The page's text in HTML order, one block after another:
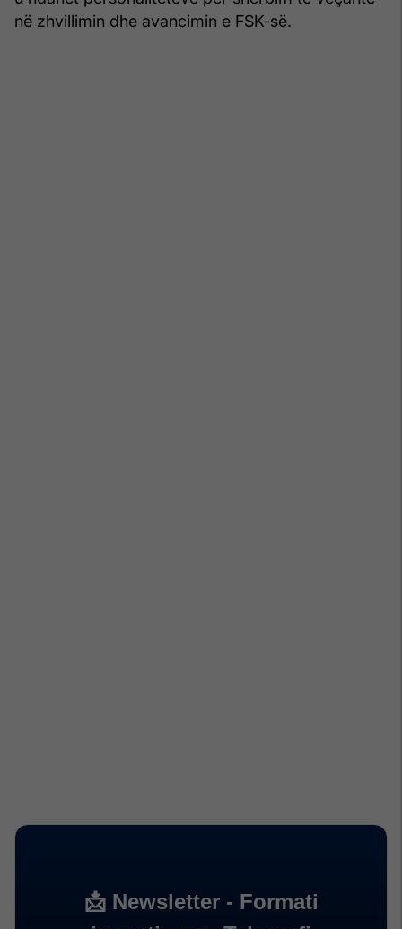
në zhvillimin dhe avancimin e FSK-së.